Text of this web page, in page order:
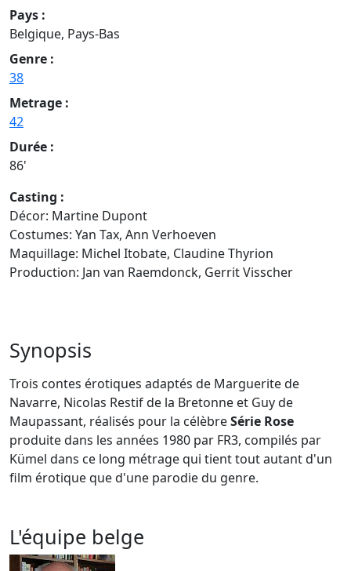
Pays :
Belgique, Pays-Bas
Genre :
38
Metrage :
42
Durée :
86'
Casting :
Décor: Martine Dupont
Costumes: Yan Tax, Ann Verhoeven
Maquillage: Michel Itobate, Claudine Thyrion
Production: Jan van Raemdonck, Gerrit Visscher
Synopsis
Trois contes érotiques adaptés de Marguerite de
Navarre, Nicolas Restif de la Bretonne et Guy de
Maupassant, réalisés pour la célèbreSérie Rose
produite dans les années 1980 par FR3, compilés par
Kümel dans ce long métrage qui tient tout autant d'un
film érotique que d'une parodie du genre.
L'équipe belge